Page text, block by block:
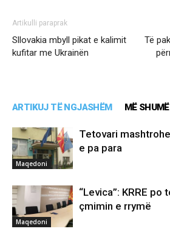
Artikulli paraprak
Sllovakia mbyll pikat e kalimit
kufitar me Ukrainën
Të
ARTIKUJ TË NGJASHËM MË
Maqedoni
Tetovari
e pa para
Maqedoni
“Levica”: KRRE po
çmimin e rrymë